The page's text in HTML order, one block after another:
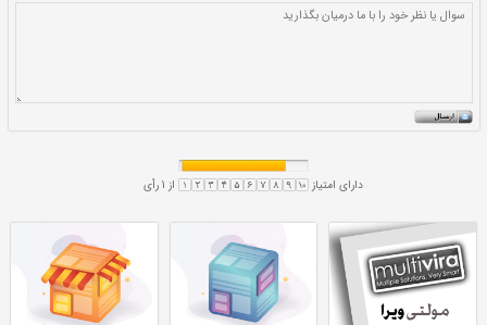
فراوان در مسیر تسریع و تسهیل
شده است. در آهن‌سِل کاربران قادر هستند
به همراه قیمت در کوتاه‌ترین زمان
و نوسانات بازار در لحظه با خبر شوند.